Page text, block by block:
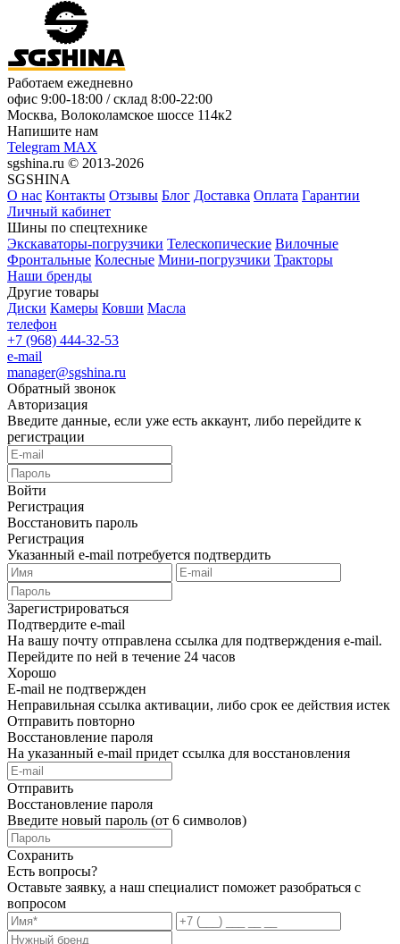
Работаем ежедневно
офис 9:00-18:00 / склад 8:00-22:00
Москва, Волоколамское шоссе 114к2
Напишите нам
Telegram MAX
sgshina.ru © 2013-2026
SGSHINA
О нас Контакты Отзывы Блог Доставка Оплата Гарантии
Личный кабинет
Шины по спецтехнике
Экскаваторы-погрузчики Телескопические Вилочные
Фронтальные Колесные Мини-погрузчики Тракторы
Наши бренды
Другие товары
Диски Камеры Ковши Масла
телефон
+7 (968) 444-32-53
e-mail
manager@sgshina.ru
Обратный звонок
Авторизация
Введите данные, если уже есть аккаунт, либо перейдите к
регистрации
Войти
Регистрация
Восстановить пароль
Регистрация
Указанный e-mail потребуется подтвердить
Зарегистрироваться
Подтвердите e-mail
На вашу почту отправлена ссылка для подтверждения e-mail.
Перейдите по ней в течение 24 часов
Хорошо
E-mail не подтвержден
Неправильная ссылка активации, либо срок ее действия истек
Отправить повторно
Восстановление пароля
На указанный e-mail придет ссылка для восстановления
Отправить
Восстановление пароля
Введите новый пароль (от 6 символов)
Сохранить
Есть вопросы?
Оставьте заявку, а наш специалист поможет разобраться с
вопросом